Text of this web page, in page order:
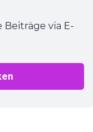
via E-